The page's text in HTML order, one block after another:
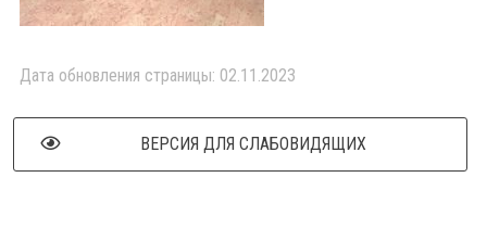
Дата обновления страницы: 02.11.2023
ВЕРСИЯ ДЛЯ СЛАБОВИДЯЩИХ